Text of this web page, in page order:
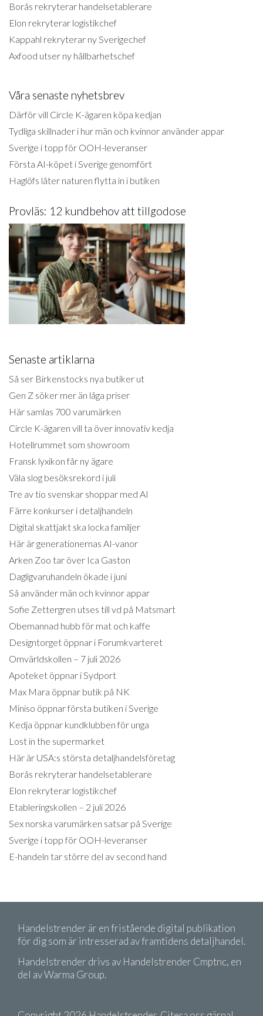
Borås rekryterar handelsetablerare
Elon rekryterar logistikchef
Kappahl rekryterar ny Sverigechef
Axfood utser ny hållbarhetschef
Våra senaste nyhetsbrev
Därför vill Circle K-ägaren köpa kedjan
Tydliga skillnader i hur män och kvinnor använder appar
Sverige i topp för OOH-leveranser
Första AI-köpet i Sverige genomfört
Haglöfs låter naturen flytta in i butiken
Provläs: 12 kundbehov att tillgodose
Senaste artiklarna
Så ser Birkenstocks nya butiker ut
Gen Z söker mer än låga priser
Här samlas 700 varumärken
Circle K-ägaren vill ta över innovativ kedja
Hotellrummet som showroom
Fransk lyxikon får ny ägare
Väla slog besöksrekord i juli
Tre av tio svenskar shoppar med AI
Färre konkurser i detaljhandeln
Digital skattjakt ska locka familjer
Här är generationernas AI-vanor
Arken Zoo tar över Ica Gaston
Dagligvaruhandeln ökade i juni
Så använder män och kvinnor appar
Sofie Zettergren utses till vd på Matsmart
Obemannad hubb för mat och kaffe
Designtorget öppnar i Forumkvarteret
Omvärldskollen – 7 juli 2026
Apoteket öppnar i Sydport
Max Mara öppnar butik på NK
Miniso öppnar första butiken i Sverige
Kedja öppnar kundklubben för unga
Lost in the supermarket
Här är USA:s största detaljhandelsföretag
Borås rekryterar handelsetablerare
Elon rekryterar logistikchef
Etableringskollen – 2 juli 2026
Sex norska varumärken satsar på Sverige
Sverige i topp för OOH-leveranser
E-handeln tar större del av second hand
Handelstrender är en fristående digital publikation
för dig som är intresserad av framtidens detaljhandel.
Handelstrender drivs av Handelstrender Cmptnc, en
del av Warma Group.